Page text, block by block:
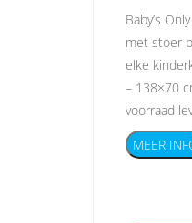
Baby’s
met stoer
elke
– 138×70
voorraad
MEER